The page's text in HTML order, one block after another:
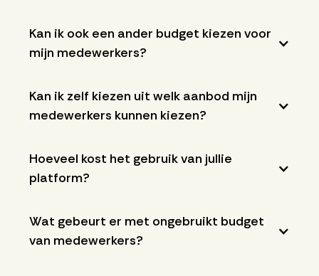
Kan ik ook een ander budget kiezen voor
mijn medewerkers?
Kan ik zelf kiezen uit welk aanbod mijn
medewerkers kunnen kiezen?
Hoeveel kost het gebruik van jullie
platform?
Wat gebeurt er met ongebruikt budget
van medewerkers?